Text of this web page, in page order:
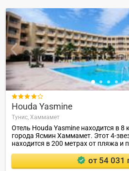

Houda Yasmine
Тунис, Хаммамет
Отель Houda Yasmine находится в 8
города Ясмин Хаммамет. Этот 4-
находится в 200 метрах от пляжа и
от 54 031